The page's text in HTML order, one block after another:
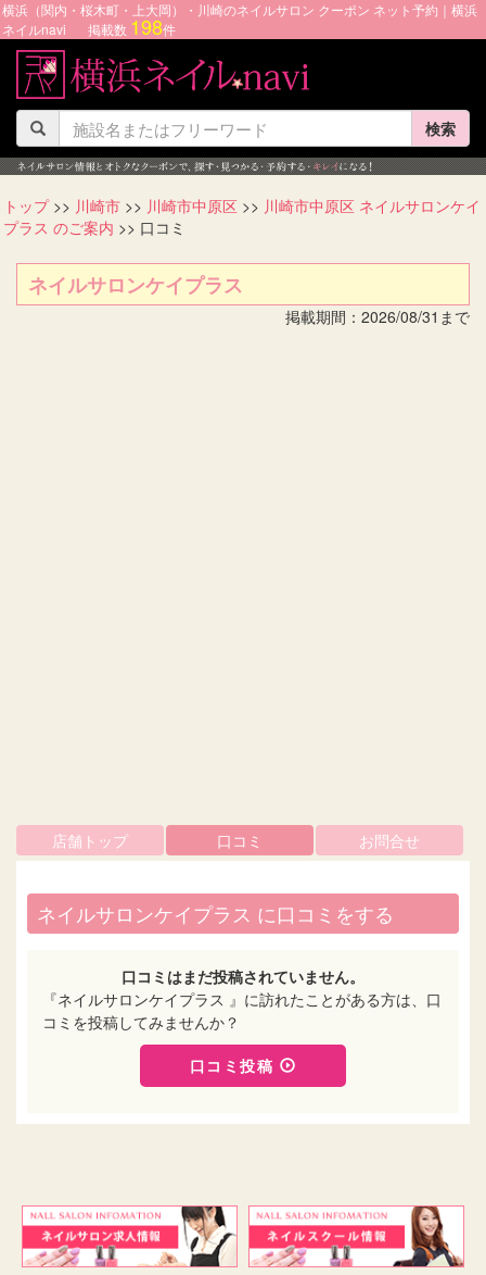
横浜（関内・桜木町・上大岡）・川崎のネイルサロン クーポン ネット予約｜横浜
ネイルnavi
掲載数 198件
検索
トップ>> 川崎市 >> 川崎市中原区 >> 川崎市中原区 ネイルサロンケイ
プラス のご案内 >> 口コミ
ネイルサロンケイプラス
掲載期間：2026/08/31まで
店舗トップ 口コミ お問合せ
ネイルサロンケイプラス に口コミをする
口コミはまだ投稿されていません。
『ネイルサロンケイプラス 』に訪れたことがある方は、口
コミを投稿してみませんか？
口コミ投稿